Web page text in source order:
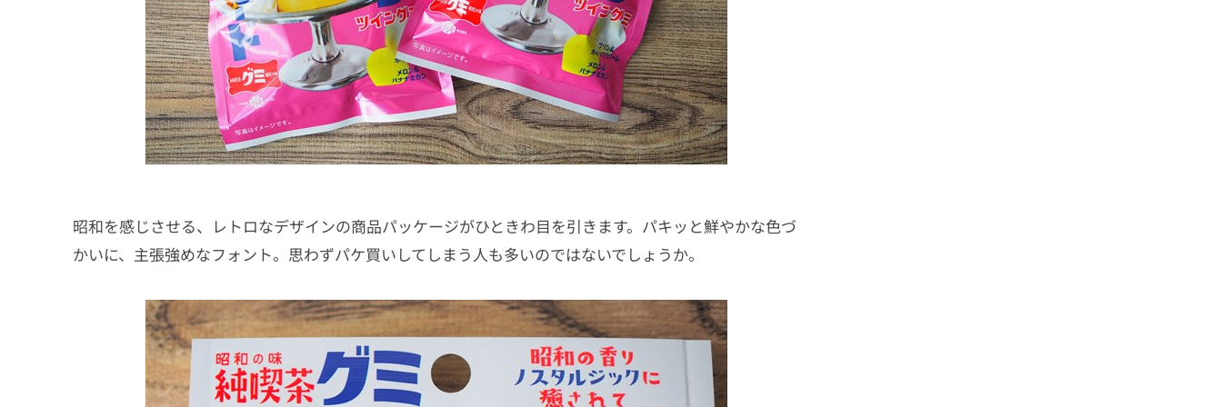
昭和を感じさせる、レトロなデザインの商品パッケージがひときわ目を引きます。パキッと鮮やかな色づ
かいに、主張強めなフォント。思わずパケ買いしてしまう人も多いのではないでしょうか。